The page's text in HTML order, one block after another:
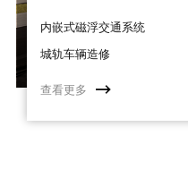
内嵌式磁浮交通系统
城轨车辆造修
查看更多